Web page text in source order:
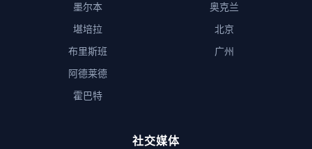
墨尔本
堪培拉
布里斯班
阿德莱德
霍巴特
奥克兰
北京
广州
社交媒体